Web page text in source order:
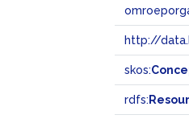
http://
skos:
rdfs: